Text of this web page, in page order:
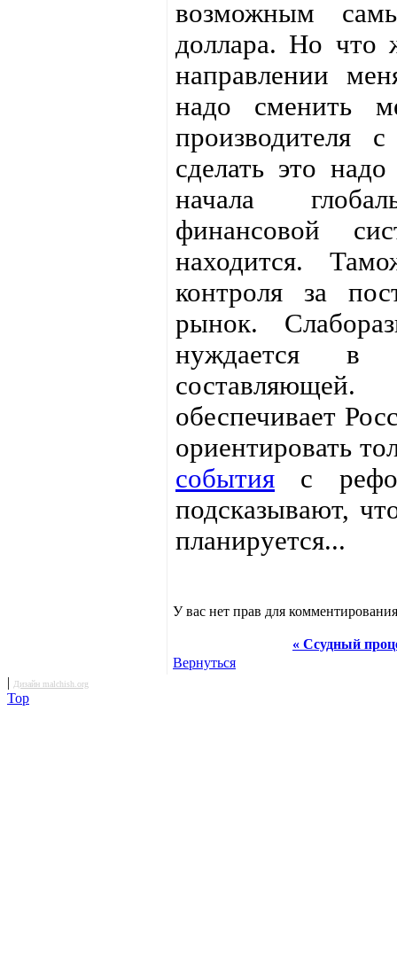
возможным
доллара. Но что
направлении
надо сменить
сделать это
начала
финансовой
находится.
контроля за
рынок.
нуждается в
составляющей.
обеспечивает
ориентировать
события с
подсказывают,
планируется...
У вас нет прав для
« Ссудный
Вернуться
| Дизайн malchish.org
Top